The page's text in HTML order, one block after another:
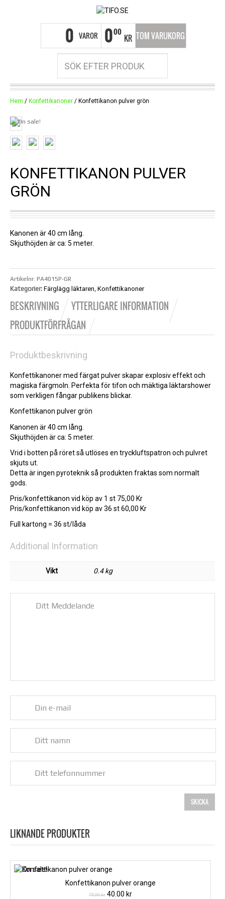
0 VAROR 000
KR TOM VARUKORG
Hem / Konfettikanoner / Konfettikanon pulver grön
KONFETTIKANON PULVER
GRÖN
Kanonen är 40 cm lång.
Skjuthöjden är ca: 5 meter.
Artikelnr: PA4015P-GR
Kategorier: Färglägg läktaren, Konfettikanoner
BESKRIVNING
YTTERLIGARE INFORMATION
PRODUKTFÖRFRÅGAN
Produktbeskrivning
Konfettikanoner med färgat pulver skapar explosiv effekt och
magiska färgmoln. Perfekta för tifon och mäktiga läktarshower
som verkligen fångar publikens blickar.
Konfettikanon pulver grön
Kanonen är 40 cm lång.
Skjuthöjden är ca: 5 meter.
Vrid i botten på röret så utlöses en tryckluftspatron och pulvret
skjuts ut.
Detta är ingen pyroteknik så produkten fraktas som normalt
gods.
Pris/konfettikanon vid köp av 1 st 75,00 Kr
Pris/konfettikanon vid köp av 36 st 60,00 Kr
Full kartong = 36 st/låda
Additional Information
Vikt 0.4 kg
LIKNANDE PRODUKTER
Konfettikanon pulver orange
75.00kr Det
40.00 krDet